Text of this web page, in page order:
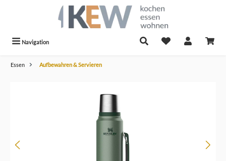
Navigation
Essen Aufbewahren & Servieren